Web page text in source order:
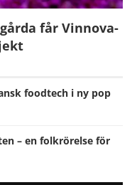
får Vinnova-
foodtech i ny pop
– en folkrörelse för